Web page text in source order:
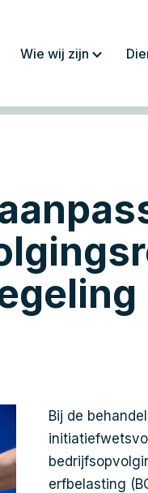
Wie wij zijn
Bij de
erfbelasting